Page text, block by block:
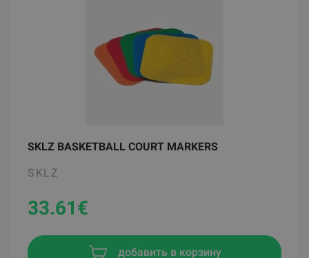
SKLZ BASKETBALL COURT MARKERS
SKLZ
33.61€
добавить в корзину